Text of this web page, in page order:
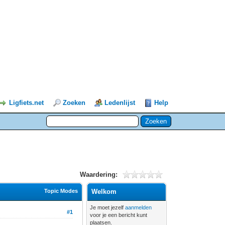
Ligfiets.net Zoeken Ledenlijst Help
Waardering:
Topic Modes
#1
Welkom
Je moet jezelfaanmelden
voor je een bericht kunt
plaatsen.